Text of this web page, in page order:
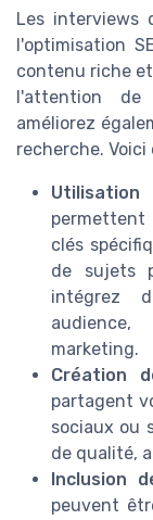
Les interviews
l'optimisation
contenu riche
l'attention
améliorez
recherche. Voici
permettent
clés
de sujets
intégrez
marketing.
Création
partagent
sociaux ou
de qualité,
Inclusion
peuvent